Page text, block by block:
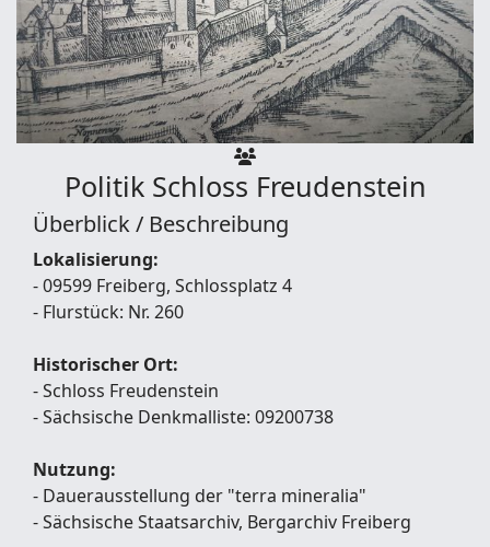
PolitikSchloss Freudenstein
Überblick / Beschreibung
Lokalisierung:
- 09599 Freiberg, Schlossplatz 4
- Flurstück: Nr. 260
Historischer Ort:
- Schloss Freudenstein
- Sächsische Denkmalliste: 09200738
Nutzung:
- Dauerausstellung der "terra mineralia"
- Sächsische Staatsarchiv, Bergarchiv Freiberg